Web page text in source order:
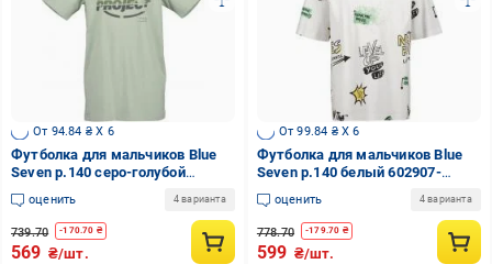
От 94.84 ₴ X 6
Футболка для мальчиков Blue
Seven р.140 серо-голубой
602901-00/6300
оценить 4 варианта
739.70 -170.70 ₴
569 ₴/шт.
От 99.84 ₴ X 6
Футболка для мальчиков Blue
Seven р.140 белый 602907-
00/0001
оценить 4 варианта
778.70 -179.70 ₴
599 ₴/шт.